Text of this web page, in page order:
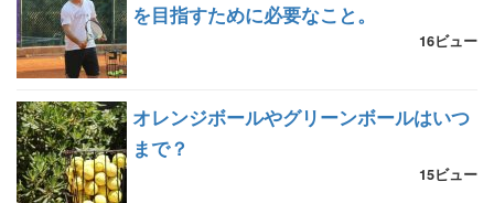
を目指すために必要なこと。
16ビュー
オレンジボールやグリーンボールはいつ
まで？
15ビュー